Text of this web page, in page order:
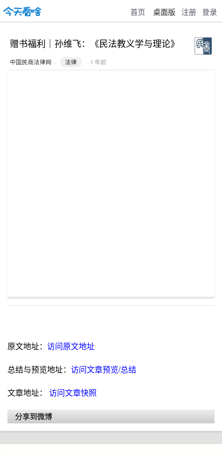
首页 桌面版 注册 登录
赠书福利｜孙维飞：《民法教义学与理论》
中国民商法律网 · 法律 · 1 年前
原文地址： 访问原文地址
总结与预览地址： 访问文章预览/总结
文章地址： 访问文章快照
分享到微博